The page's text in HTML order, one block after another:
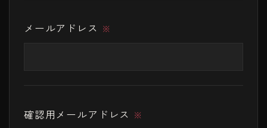
メールアドレス ※
確認用メールアドレス ※